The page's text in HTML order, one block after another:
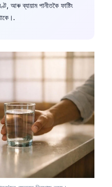
আৰু ব্যায়াম পানীতকৈ ফাষ্টিং